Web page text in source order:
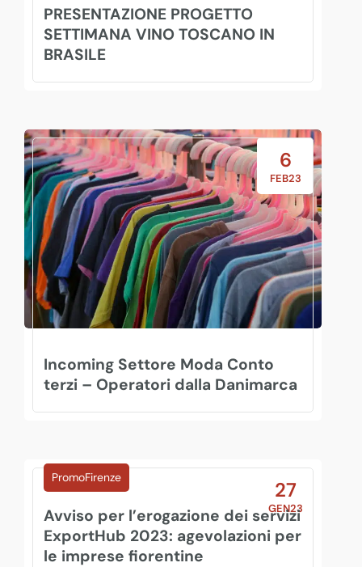
PRESENTAZIONE PROGETTO
SETTIMANA VINO TOSCANO IN
BRASILE
6
FEB23
Incoming Settore Moda Conto
terzi – Operatori dalla Danimarca
27
GEN23
PromoFirenze
Avviso per l’erogazione dei servizi
ExportHub 2023: agevolazioni per
le imprese fiorentine